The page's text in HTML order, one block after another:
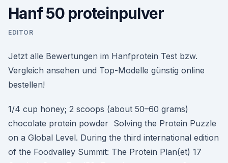
Hanf 50 proteinpulver
EDITOR
Jetzt alle Bewertungen im Hanfprotein Test bzw.
Vergleich ansehen und Top-Modelle günstig online
bestellen!
1/4 cup honey; 2 scoops (about 50–60 grams)
chocolate protein powder Solving the Protein Puzzle
on a Global Level. During the third international edition
of the Foodvalley Summit: The Protein Plan(et) 17